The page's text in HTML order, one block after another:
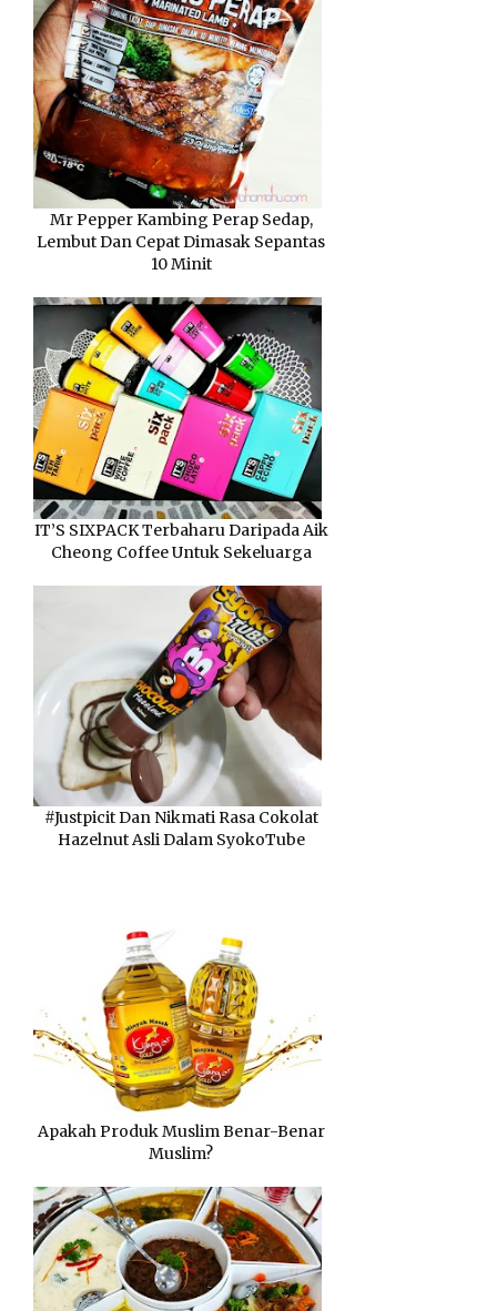
Mr Pepper Kambing Perap Sedap,
Lembut Dan Cepat Dimasak Sepantas
10 Minit
IT’S SIXPACK Terbaharu Daripada Aik
Cheong Coffee Untuk Sekeluarga
#Justpicit Dan Nikmati Rasa Cokolat
Hazelnut Asli Dalam SyokoTube
Apakah Produk Muslim Benar-Benar
Muslim?